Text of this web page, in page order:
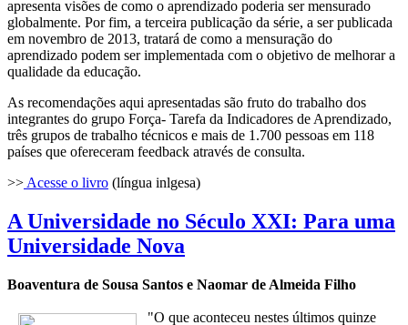
apresenta visões de como o aprendizado poderia ser mensurado
globalmente. Por fim, a terceira publicação da série, a ser publicada
em novembro de 2013, tratará de como a mensuração do
aprendizado podem ser implementada com o objetivo de melhorar a
qualidade da educação.
As recomendações aqui apresentadas são fruto do trabalho dos
integrantes do grupo Força- Tarefa da Indicadores de Aprendizado,
três grupos de trabalho técnicos e mais de 1.700 pessoas em 118
países que ofereceram feedback através de consulta.
>> Acesse o livro (língua inlgesa)
A Universidade no Século XXI: Para uma
Universidade Nova
Boaventura de Sousa Santos e Naomar de Almeida Filho
"O que aconteceu nestes últimos quinze